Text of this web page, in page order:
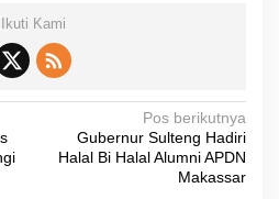
Ikuti Kami
Pos berikutnya
Gubernur Sulteng Hadiri
Halal Bi Halal Alumni APDN
Makassar